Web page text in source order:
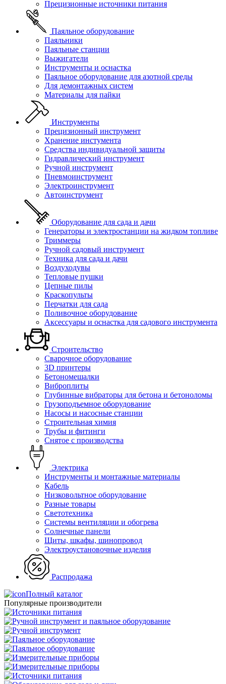
Прецизионные источники питания
Паяльное оборудование
Паяльники
Паяльные станции
Выжигатели
Инструменты и оснастка
Паяльное оборудование для азотной среды
Для демонтажных систем
Материалы для пайки
Инструменты
Прецизионный инструмент
Хранение инстумента
Средства индивидуальной защиты
Гидравлический инструмент
Ручной инструмент
Пневмоинструмент
Электроинструмент
Автоинструмент
Оборудование для сада и дачи
Генераторы и электростанции на жидком топливе
Триммеры
Ручной садовый инструмент
Техника для сада и дачи
Воздуходувы
Тепловые пушки
Цепные пилы
Краскопульты
Перчатки для сада
Поливочное оборудование
Аксессуары и оснастка для садового инструмента
Строительство
Сварочное оборудование
3D принтеры
Бетономешалки
Виброплиты
Глубинные вибраторы для бетона и бетоноломы
Грузоподъемное оборудование
Насосы и насосные станции
Строительная химия
Трубы и фитинги
Снятое с производства
Электрика
Инструменты и монтажные материалы
Кабель
Низковольтное оборудование
Разные товары
Светотехника
Системы вентиляции и обогрева
Солнечные панели
Щиты, шкафы, шинопровод
Электроустановочные изделия
Распродажа
Полный каталог
Популярные производители